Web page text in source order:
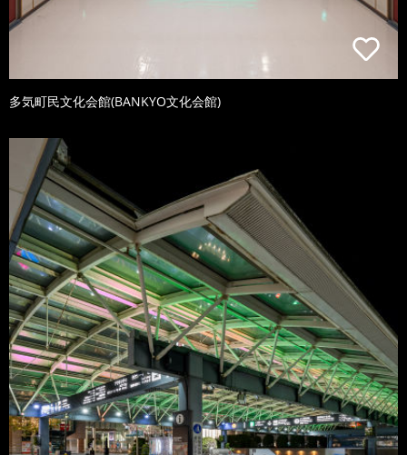
多気町民文化会館(BANKYO文化会館)